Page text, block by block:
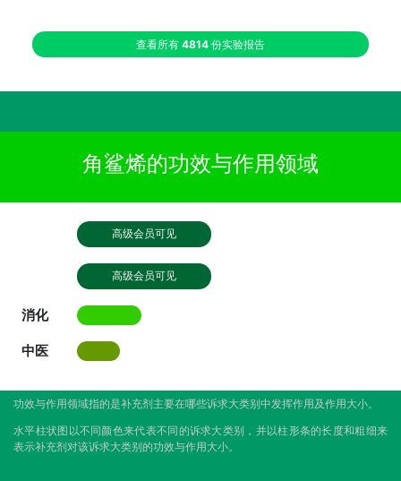
查看所有 4814 份实验报告
角鲨烯的功效与作用领域
高级会员可见
高级会员可见
消化
中医
功效与作用领域指的是补充剂主要在哪些诉求大类别中发挥作用及作用大小。
水平柱状图以不同颜色来代表不同的诉求大类别，并以柱形条的长度和粗细来
表示补充剂对该诉求大类别的功效与作用大小。